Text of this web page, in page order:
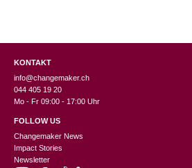
KONTAKT
info@changemaker.ch
044 405 19 20
Mo - Fr 09:00 - 17:00 Uhr
FOLLOW US
Changemaker News
Impact Stories
Newsletter